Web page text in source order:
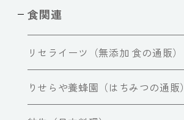
食関連
リセライーツ（無添加 食の通販）
りせらや養蜂園（はちみつの通販）